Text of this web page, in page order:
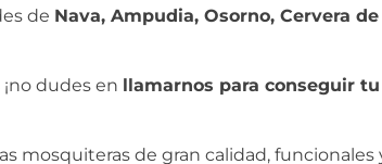
de Nava, Ampudia, Osorno, Cervera
dudes en llamarnos para conseguir
mosquiteras de gran calidad, funcionales